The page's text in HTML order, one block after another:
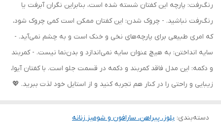
رنگ‌رفت: پارچه این کفتان شسته شده است، بنابراین نگران آبرفت یا
رنگ‌رفت نباشید. - چروک شدن: این کفتان ممکن است کمی چروک شود،
که امری طبیعی برای پارچه‌های نخی و خنک است و به چشم نمی‌آید. -
سایه انداختن: به هیچ عنوان سایه نمی‌اندازد و بدن‌نما نیست. - کمربند
و دکمه: این مدل فاقد کمربند و دکمه در قسمت جلو است. با کفتان آیوا،
زیبایی و راحتی را در کنار هم تجربه کنید و از استایل خود لذت ببرید. 💖
دسته‌بندی: بلوز، پیراهن، سارافون و شومیز زنانه